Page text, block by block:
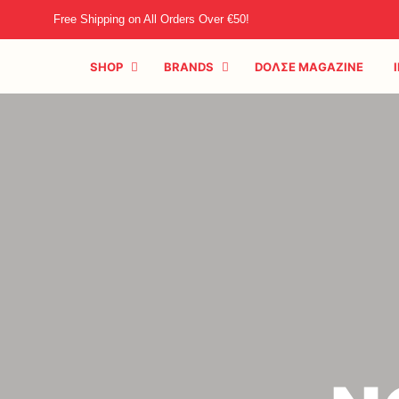
Free Shipping on All Orders Over €50!
SHOP BRANDS DOΛΣE MAGAZINE